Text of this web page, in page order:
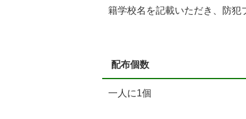
籍学校名を記載いただき、防犯
配布個数
一人に1個